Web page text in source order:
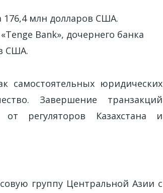
176,4 млн долларов США.
Bank», дочернего банка
США.
самостоятельных юридических
Завершение транзакций
регуляторов Казахстана и
группу Центральной Азии с